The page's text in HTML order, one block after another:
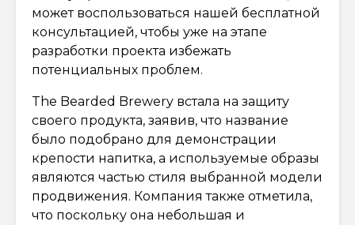
может воспользоваться нашей бесплатной
консультацией, чтобы уже на этапе
разработки проекта избежать
потенциальных проблем.
The Bearded Brewery встала на защиту
своего продукта, заявив, что название
было подобрано для демонстрации
крепости напитка, а используемые образы
являются частью стиля выбранной модели
продвижения. Компания также отметила,
что поскольку она небольшая и